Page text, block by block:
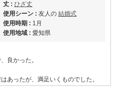
丈 : ひざ丈
使用シーン : 友人の 結婚式
使用時期 : 1月
使用地域 : 愛知県
良かった。
あったが、満足いくものでした。